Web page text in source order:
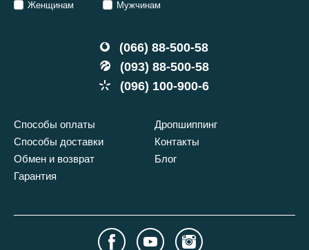
(066) 88-500-58
(093) 88-500-58
(096) 100-900-6
Способы оплаты
Способы доставки
Обмен и возврат
Гарантия
Дропшиппинг
Контакты
Блог
Женщинам Мужчинам